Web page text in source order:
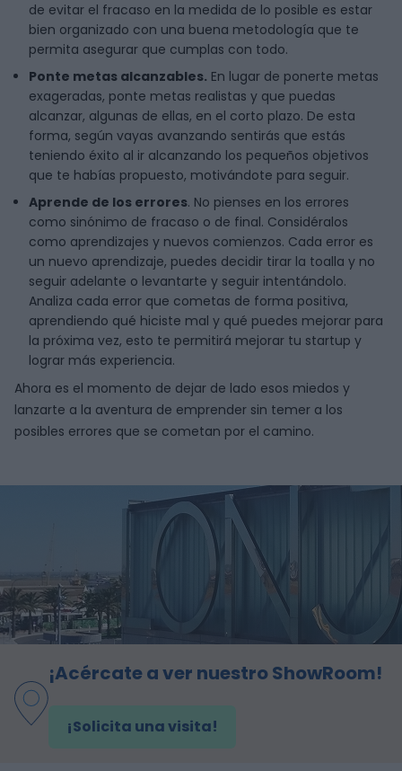
de evitar el fracaso en la medida de lo posible es estar
bien organizado con una buena metodología que te
permita asegurar que cumplas con todo.
Ponte metas alcanzables. En lugar de ponerte metas
exageradas, ponte metas realistas y que puedas
alcanzar, algunas de ellas, en el corto plazo. De esta
forma, según vayas avanzando sentirás que estás
teniendo éxito al ir alcanzando los pequeños objetivos
que te habías propuesto, motivándote para seguir.
Aprende de los errores. No pienses en los errores
como sinónimo de fracaso o de final. Considéralos
como aprendizajes y nuevos comienzos. Cada error es
un nuevo aprendizaje, puedes decidir tirar la toalla y no
seguir adelante o levantarte y seguir intentándolo.
Analiza cada error que cometas de forma positiva,
aprendiendo qué hiciste mal y qué puedes mejorar para
la próxima vez, esto te permitirá mejorar tu startup y
lograr más experiencia.
Ahora es el momento de dejar de lado esos miedos y
lanzarte a la aventura de emprender sin temer a los
posibles errores que se cometan por el camino.
¡Acércate a ver nuestro ShowRoom!
¡Solicita una visita!